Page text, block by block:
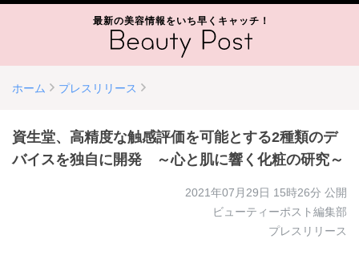
最新の美容情報をいち早くキャッチ！
ホーム プレスリリース
資生堂、高精度な触感評価を可能とする2種類のデ
バイスを独自に開発 ～心と肌に響く化粧の研究～
2021年07月29日 15時26分 公開
ビューティーポスト編集部
プレスリリース